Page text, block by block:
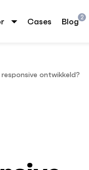
Cases Blog 2
ontwikkeld?